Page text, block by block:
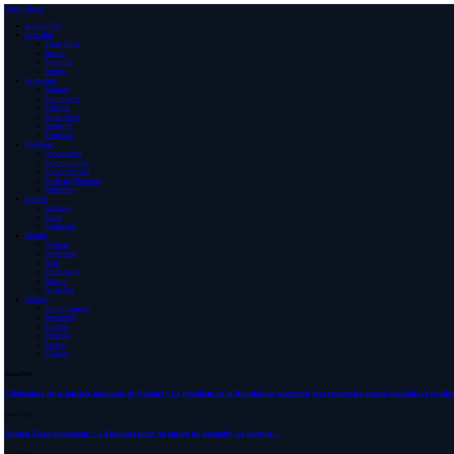
Close Menu
A LA UNE
Actualité
Flash Infos
Justice
National
Sports
Economie
Banque
Commerce
Finance
High-Tech
Industrie
Tourisme
Politique
Association
Communiqué
gouvernement
Droit de l’homme
Ministère
Société
Enfance
Santé
Solidarité
Monde
Afrique
Amérique
Asie
Diplomatie
Europe
Australia
Culture
Condoléances
Proximité
Famille
Podcast
Livres
Histoire
Actualités
Célébration de la journée nationale de l’Armée : Le président de la République rassemble les retraités,les grands invalides et les
5 AOÛT 2026
Ahmed Tessa pédagogue : » 4 langues pour un enfant du primaire, ça déroute «